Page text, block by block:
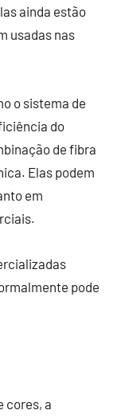
ainda estão
usadas nas
o sistema de
do
de fibra
Elas podem
em
pode
cores, a